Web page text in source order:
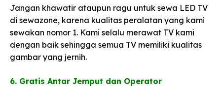
Jangan khawatir ataupun ragu untuk sewa LED TV
di sewazone, karena kualitas peralatan yang kami
sewakan nomor 1. Kami selalu merawat TV kami
dengan baik sehingga semua TV memiliki kualitas
gambar yang jernih.
6. Gratis Antar Jemput dan Operator​